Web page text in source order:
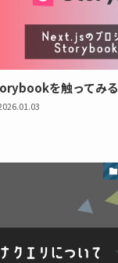
を触ってみる